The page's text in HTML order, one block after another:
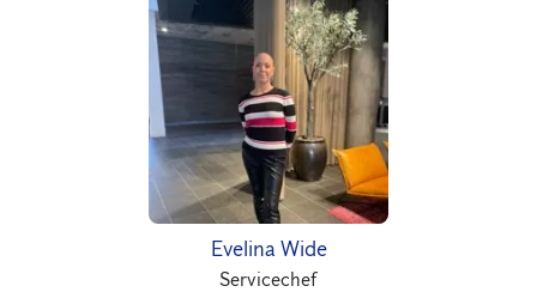
Evelina Wide
Servicechef